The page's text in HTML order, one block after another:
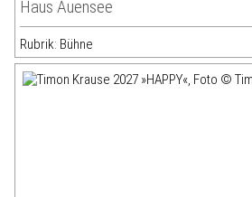
Haus Auensee
Rubrik: Bühne